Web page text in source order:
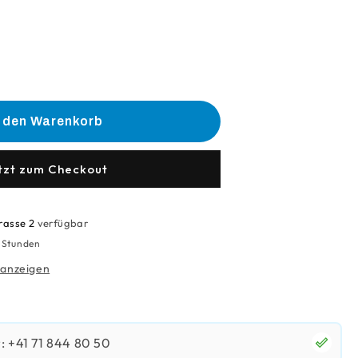
den Warenkorb
zum Checkout
2 verfügbar
71 844 80 50